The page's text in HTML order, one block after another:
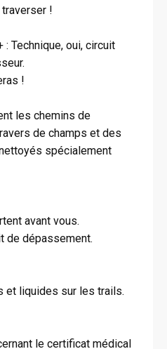
!
: Technique, oui, circuit
!
les chemins de
de champs et des
spécialement
avant vous.
de dépassement.
et liquides sur les trails.
le certificat médical